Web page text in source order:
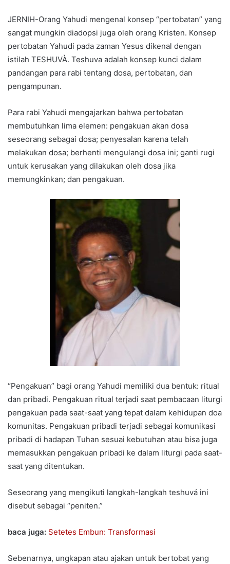
JERNIH-Orang Yahudi mengenal konsep “pertobatan” yang
sangat mungkin diadopsi juga oleh orang Kristen. Konsep
pertobatan Yahudi pada zaman Yesus dikenal dengan
istilah TESHUVÀ. Teshuva adalah konsep kunci dalam
pandangan para rabi tentang dosa, pertobatan, dan
pengampunan.
Para rabi Yahudi mengajarkan bahwa pertobatan
membutuhkan lima elemen: pengakuan akan dosa
seseorang sebagai dosa; penyesalan karena telah
melakukan dosa; berhenti mengulangi dosa ini; ganti rugi
untuk kerusakan yang dilakukan oleh dosa jika
memungkinkan; dan pengakuan.
“Pengakuan” bagi orang Yahudi memiliki dua bentuk: ritual
dan pribadi. Pengakuan ritual terjadi saat pembacaan liturgi
pengakuan pada saat-saat yang tepat dalam kehidupan doa
komunitas. Pengakuan pribadi terjadi sebagai komunikasi
pribadi di hadapan Tuhan sesuai kebutuhan atau bisa juga
memasukkan pengakuan pribadi ke dalam liturgi pada saat-
saat yang ditentukan.
Seseorang yang mengikuti langkah-langkah teshuvá ini
disebut sebagai “peniten.”
baca juga: Setetes Embun: Transformasi
Sebenarnya, ungkapan atau ajakan untuk bertobat yang